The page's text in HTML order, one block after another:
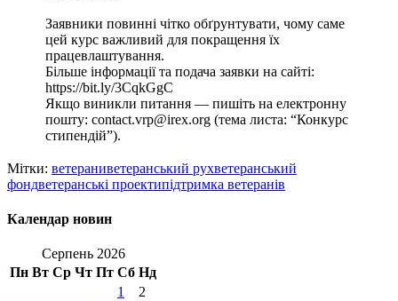
Заявники повинні чітко обґрунтувати, чому саме
цей курс важливий для покращення їх
працевлаштування.
Більше інформації та подача заявки на сайті:
https://bit.ly/3CqkGgC
Якщо виникли питання — пишіть на електронну
пошту: contact.vrp@irex.org (тема листа: “Конкурс
стипендій”).
Мітки: ветераниветеранський рухветеранський
фондветеранські проектипідтримка ветеранів
Календар новин
Серпень 2026
Пн Вт Ср Чт Пт Сб Нд
1
2